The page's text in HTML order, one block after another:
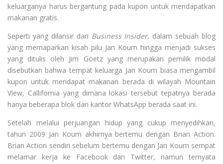
keluarganya harus bergantung pada kupon untuk mendapatkan
makanan gratis.
Seperti yang dilansir dari Business Insider, dalam sebuah blog
yang memaparkan kisah pilu Jan Koum hingga menjadi sukses
yang ditulis oleh Jim Goetz yang merupakan pemilik modal
disebutkan bahwa tempat keluarga Jan Koum biasa mengambil
kupon untuk mendapat makanan berada di wilayah Mountain
View, Callifornia yang dimana lokasi tersebut tepatnya berada
hanya beberapa blok dari kantor WhatsApp berada saat ini.
Setelah melalui perjuangan hidup yang cukup menyedihkan,
tahun 2009 Jan Koum akhirnya bertemu dengan Brian Action.
Brian Action sendiri sebelum bertemu dengan Jan Koum sempat
melamar kerja ke Facebook dan Twitter, namun ternyata